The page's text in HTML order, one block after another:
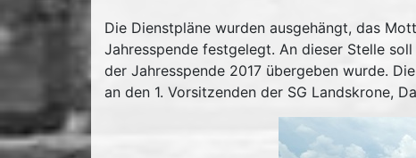
Die Dienstpläne wurden ausgehängt, das
Jahresspende festgelegt. An dieser Stelle
der Jahresspende 2017 übergeben wurde.
an den 1. Vorsitzenden der SG Landskrone,